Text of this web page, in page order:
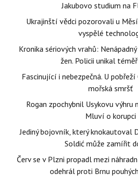
Jakubovo studium na
Ukrajinští vědci pozorovali u
vyspělé
Kronika sériových vrahů:
žen. Policii unikal
Fascinující i nebezpečná. U
mořská smršť
Rogan zpochybnil Usykovu výhru
Mluví o korupci
Jediný bojovník, který knokautoval
Soldić může zamířit
Červ se v Plzni propadl mezi
odehrál proti Brnu